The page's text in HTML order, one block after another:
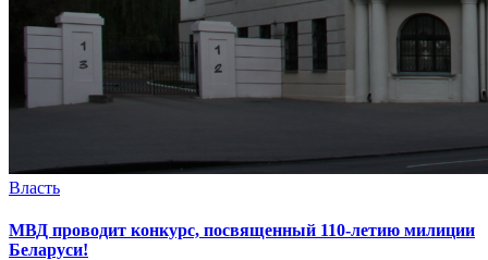
Власть
МВД проводит конкурс, посвященный 110-летию милиции
Беларуси!